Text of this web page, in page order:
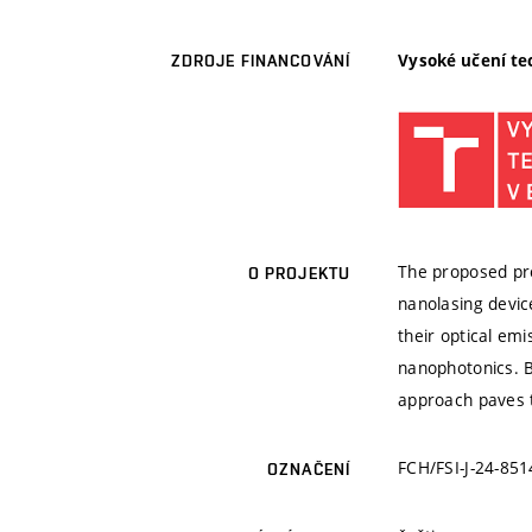
ZDROJE FINANCOVÁNÍ Vysoké učení
O PROJEKTU
The proposed
nanolasing
their optical
nanophotonics.
approach
OZNAČENÍ FCH/FSI-J-24-